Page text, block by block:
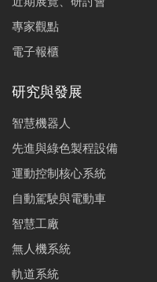
專家觀點
電子報櫃
研究與發展
智慧機器人
先進與綠色製程設備
運動控制核心系統
自動駕駛與電動車
智慧工廠
無人機系統
軌道系統